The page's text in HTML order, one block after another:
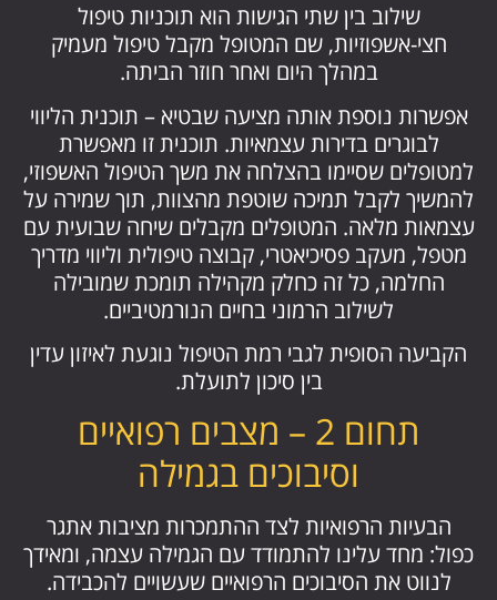
שילוב בין שתי הגישות הוא תוכניות טיפול
חצי-אשפוזיות, שם המטופל מקבל טיפול מעמיק
במהלך היום ואחר חוזר הביתה.
אפשרות נוספת אותה מציעה שבטיא – תוכנית הליווי
לבוגרים בדירות עצמאיות. תוכנית זו מאפשרת
למטופלים שסיימו בהצלחה את משך הטיפול האשפוזי,
להמשיך לקבל תמיכה שוטפת מהצוות, תוך שמירה על
עצמאות מלאה. המטופלים מקבלים שיחה שבועית עם
מטפל, מעקב פסיכיאטרי, קבוצה טיפולית וליווי מדריך
החלמה, כל זה כחלק מקהילה תומכת שמובילה
לשילוב הרמוני בחיים הנורמטיביים.
הקביעה הסופית לגבי רמת הטיפול נוגעת לאיזון עדין
בין סיכון לתועלת.
תחום 2 – מצבים רפואיים
וסיבוכים בגמילה
הבעיות הרפואיות לצד ההתמכרות מציבות אתגר
כפול: מחד עלינו להתמודד עם הגמילה עצמה, ומאידך
לנווט את הסיבוכים הרפואיים שעשויים להכבידה.